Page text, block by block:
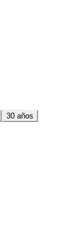
30 años